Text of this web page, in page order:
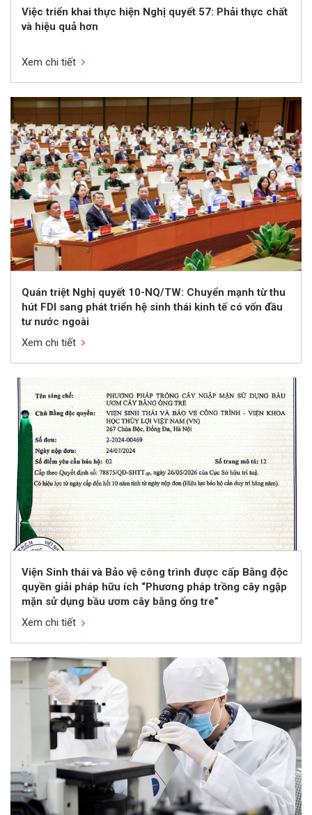
Việc triển khai thực hiện Nghị quyết 57: Phải thực chất
và hiệu quả hơn
Xem chi tiết
Quán triệt Nghị quyết 10-NQ/TW: Chuyển mạnh từ thu
hút FDI sang phát triển hệ sinh thái kinh tế có vốn đầu
tư nước ngoài
Xem chi tiết
Viện Sinh thái và Bảo vệ công trình được cấp Bằng độc
quyền giải pháp hữu ích “Phương pháp trồng cây ngập
mặn sử dụng bầu ươm cây bằng ống tre”
Xem chi tiết